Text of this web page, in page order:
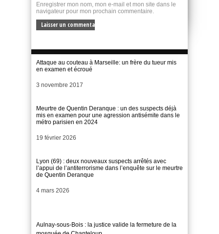
Enregistrer mon nom, mon e-mail et mon site dans le
navigateur pour mon prochain commentaire.
Attaque au couteau à Marseille: un frère du tueur mis
en examen et écroué
Date
3 novembre 2017
Meurtre de Quentin Deranque : un des suspects déjà
mis en examen pour une agression antisémite dans le
métro parisien en 2024
Date
19 février 2026
Lyon (69) : deux nouveaux suspects arrêtés avec
l’appui de l’antiterrorisme dans l’enquête sur le meurtre
de Quentin Deranque
Date
4 mars 2026
Aulnay-sous-Bois : la justice valide la fermeture de la